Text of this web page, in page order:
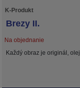
K-Produkt
Brezy II.
Na objednanie
Každý obraz je originál,